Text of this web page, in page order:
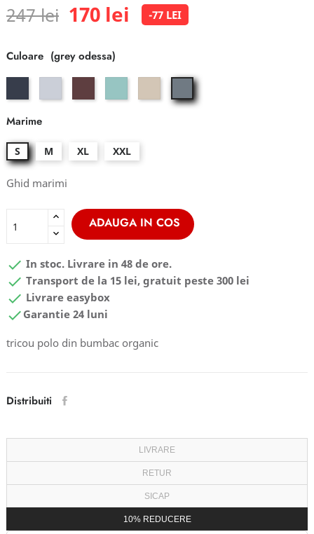
247 lei 170 lei -77 LEI
Culoare
stark
white
grey
odessa
Marime
S M XL XXL
Ghid marimi
ADAUGA IN COS
 In stoc. Livrare in 48 de ore.
 Transport de la 15 lei, gratuit peste 300 lei
 Livrare easybox
 Garantie 24 luni
tricou polo din bumbac organic
Distribuiti
LIVRARE
RETUR
SICAP
10% REDUCERE